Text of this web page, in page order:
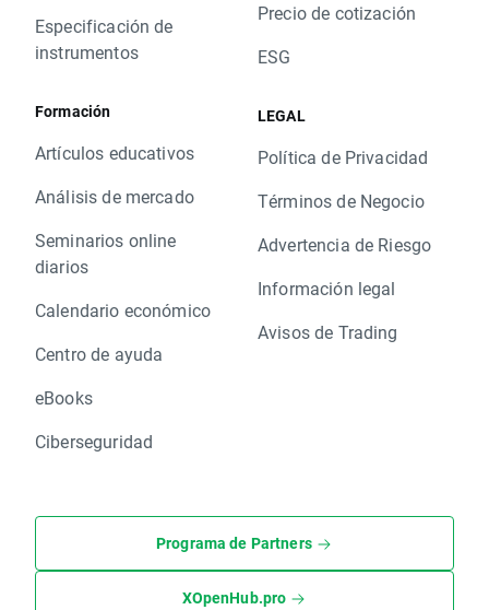
Especificación de
instrumentos
Formación
Artículos educativos
Análisis de mercado
Seminarios online
diarios
Calendario económico
Centro de ayuda
eBooks
Ciberseguridad
Precio de cotización
ESG
LEGAL
Política de Privacidad
Términos de Negocio
Advertencia de Riesgo
Información legal
Avisos de Trading
Programa de Partners
XOpenHub.pro